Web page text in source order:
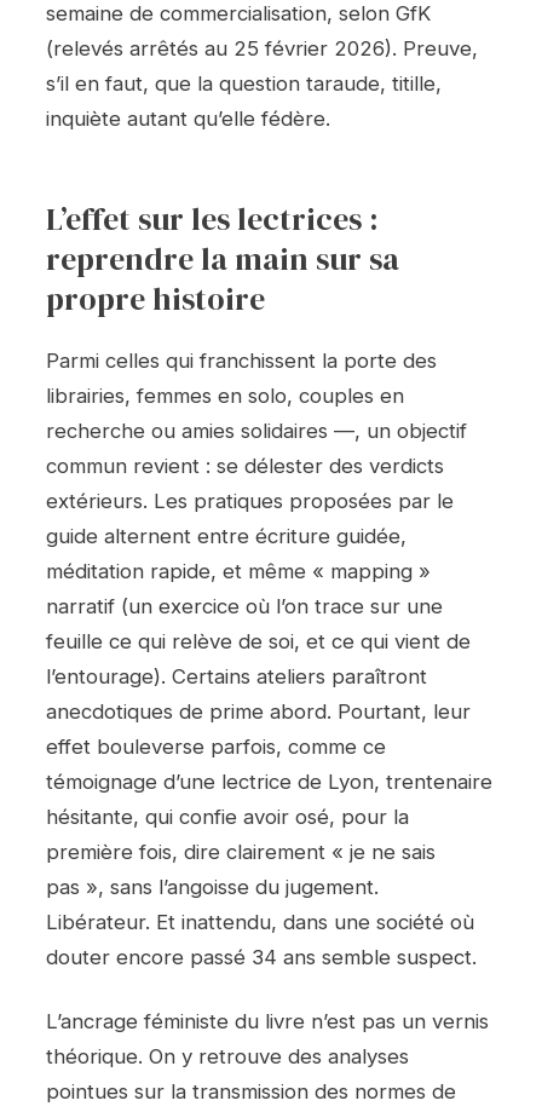
semaine de commercialisation, selon GfK
(relevés arrêtés au 25 février 2026). Preuve,
s’il en faut, que la question taraude, titille,
inquiète autant qu’elle fédère.
L’effet sur les lectrices :
reprendre la main sur sa
propre histoire
Parmi celles qui franchissent la porte des
librairies, femmes en solo, couples en
recherche ou amies solidaires —, un objectif
commun revient : se délester des verdicts
extérieurs. Les pratiques proposées par le
guide alternent entre écriture guidée,
méditation rapide, et même « mapping »
narratif (un exercice où l’on trace sur une
feuille ce qui relève de soi, et ce qui vient de
l’entourage). Certains ateliers paraîtront
anecdotiques de prime abord. Pourtant, leur
effet bouleverse parfois, comme ce
témoignage d’une lectrice de Lyon, trentenaire
hésitante, qui confie avoir osé, pour la
première fois, dire clairement « je ne sais
pas », sans l’angoisse du jugement.
Libérateur. Et inattendu, dans une société où
douter encore passé 34 ans semble suspect.
L’ancrage féministe du livre n’est pas un vernis
théorique. On y retrouve des analyses
pointues sur la transmission des normes de